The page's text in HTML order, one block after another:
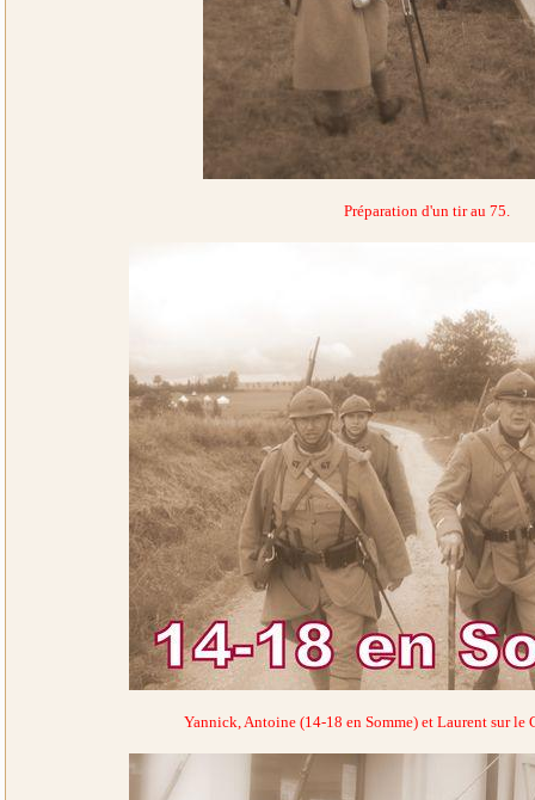
Préparation d'un tir au 75.
Yannick, Antoine (14-18 en Somme) et Laurent sur le